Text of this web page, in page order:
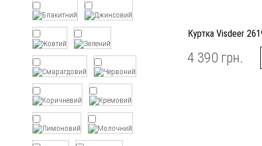
Куртка Visdeer
4 390 грн.